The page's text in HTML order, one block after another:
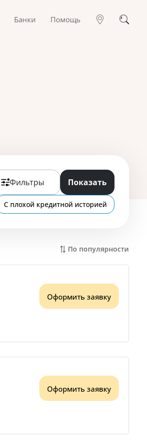
Банки Помощь
Фильтры Показать
С плохой кредитной историей
По популярности
Оформить заявку
Оформить заявку